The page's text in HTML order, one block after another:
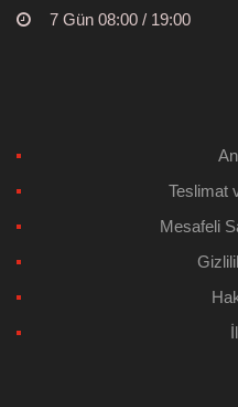
7 Gün 08:00 / 19:00
Teslimat
Mesafeli